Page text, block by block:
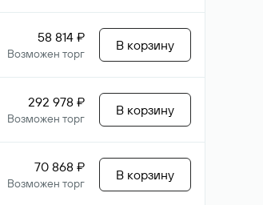
58 814 ₽
Возможен торг
В корзину
292 978 ₽
Возможен торг
В корзину
70 868 ₽
Возможен торг
В корзину